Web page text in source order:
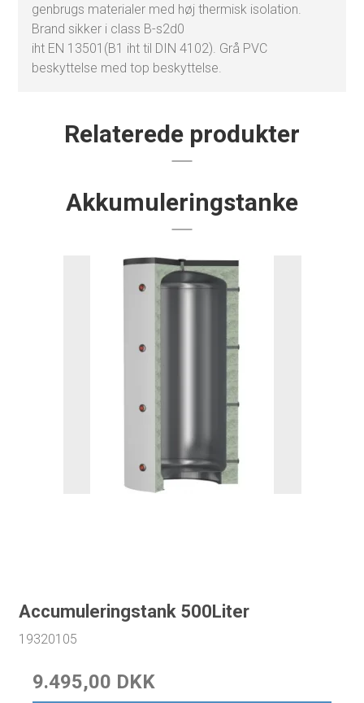
genbrugs materialer med høj thermisk isolation.
Brand sikker i class B-s2d0
iht EN 13501(B1 iht til DIN 4102). Grå PVC
beskyttelse med top beskyttelse.
Relaterede produkter
Akkumuleringstanke
Accumuleringstank 500Liter
19320105
9.495,00 DKK